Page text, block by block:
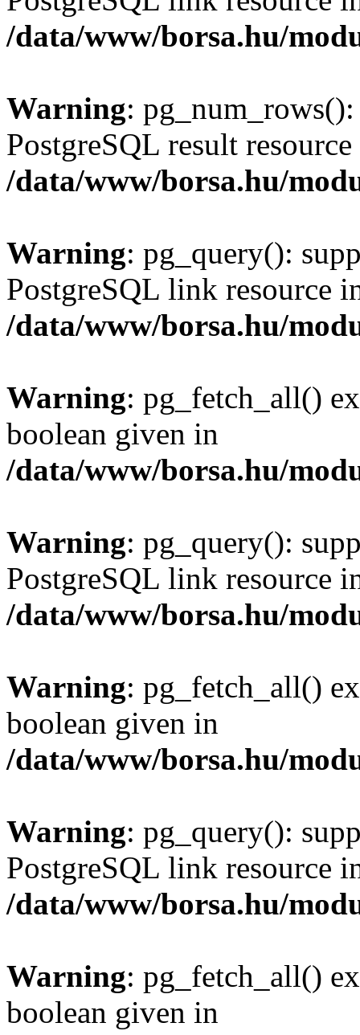
/data/www/borsa.hu/
Warning:
PostgreSQL result
/data/www/borsa.hu/
Warning: pg_query():
PostgreSQL link resource
/data/www/borsa.hu/
Warning: pg_fetch_all()
boolean given in
/data/www/borsa.hu/
Warning: pg_query():
PostgreSQL link resource
/data/www/borsa.hu/
Warning: pg_fetch_all()
boolean given in
/data/www/borsa.hu/
Warning: pg_query():
PostgreSQL link resource
/data/www/borsa.hu/
Warning: pg_fetch_all()
boolean given in